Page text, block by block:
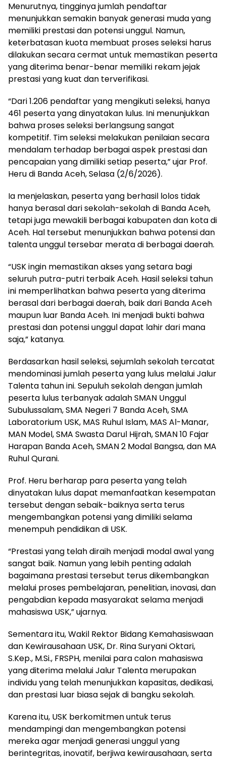
Menurutnya, tingginya jumlah pendaftar
menunjukkan semakin banyak generasi muda yang
memiliki prestasi dan potensi unggul. Namun,
keterbatasan kuota membuat proses seleksi harus
dilakukan secara cermat untuk memastikan peserta
yang diterima benar-benar memiliki rekam jejak
prestasi yang kuat dan terverifikasi.
“Dari 1.206 pendaftar yang mengikuti seleksi, hanya
461 peserta yang dinyatakan lulus. Ini menunjukkan
bahwa proses seleksi berlangsung sangat
kompetitif. Tim seleksi melakukan penilaian secara
mendalam terhadap berbagai aspek prestasi dan
pencapaian yang dimiliki setiap peserta,” ujar Prof.
Heru di Banda Aceh, Selasa (2/6/2026).
Ia menjelaskan, peserta yang berhasil lolos tidak
hanya berasal dari sekolah-sekolah di Banda Aceh,
tetapi juga mewakili berbagai kabupaten dan kota di
Aceh. Hal tersebut menunjukkan bahwa potensi dan
talenta unggul tersebar merata di berbagai daerah.
“USK ingin memastikan akses yang setara bagi
seluruh putra-putri terbaik Aceh. Hasil seleksi tahun
ini memperlihatkan bahwa peserta yang diterima
berasal dari berbagai daerah, baik dari Banda Aceh
maupun luar Banda Aceh. Ini menjadi bukti bahwa
prestasi dan potensi unggul dapat lahir dari mana
saja,” katanya.
Berdasarkan hasil seleksi, sejumlah sekolah tercatat
mendominasi jumlah peserta yang lulus melalui Jalur
Talenta tahun ini. Sepuluh sekolah dengan jumlah
peserta lulus terbanyak adalah SMAN Unggul
Subulussalam, SMA Negeri 7 Banda Aceh, SMA
Laboratorium USK, MAS Ruhul Islam, MAS Al-Manar,
MAN Model, SMA Swasta Darul Hijrah, SMAN 10 Fajar
Harapan Banda Aceh, SMAN 2 Modal Bangsa, dan MA
Ruhul Qurani.
Prof. Heru berharap para peserta yang telah
dinyatakan lulus dapat memanfaatkan kesempatan
tersebut dengan sebaik-baiknya serta terus
mengembangkan potensi yang dimiliki selama
menempuh pendidikan di USK.
“Prestasi yang telah diraih menjadi modal awal yang
sangat baik. Namun yang lebih penting adalah
bagaimana prestasi tersebut terus dikembangkan
melalui proses pembelajaran, penelitian, inovasi, dan
pengabdian kepada masyarakat selama menjadi
mahasiswa USK,” ujarnya.
Sementara itu, Wakil Rektor Bidang Kemahasiswaan
dan Kewirausahaan USK, Dr. Rina Suryani Oktari,
S.Kep., M.Si., FRSPH, menilai para calon mahasiswa
yang diterima melalui Jalur Talenta merupakan
individu yang telah menunjukkan kapasitas, dedikasi,
dan prestasi luar biasa sejak di bangku sekolah.
Karena itu, USK berkomitmen untuk terus
mendampingi dan mengembangkan potensi
mereka agar menjadi generasi unggul yang
berintegritas, inovatif, berjiwa kewirausahaan, serta